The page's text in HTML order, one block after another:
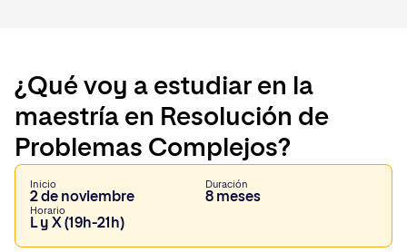
¿Qué voy a estudiar en la
maestría en Resolución de
Problemas Complejos?
Inicio
2 de noviembre
Duración
8 meses
Horario
L y X (19h-21h)